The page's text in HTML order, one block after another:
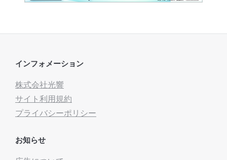
インフォメーション
株式会社光響
サイト利用規約
プライバシーポリシー
お知らせ